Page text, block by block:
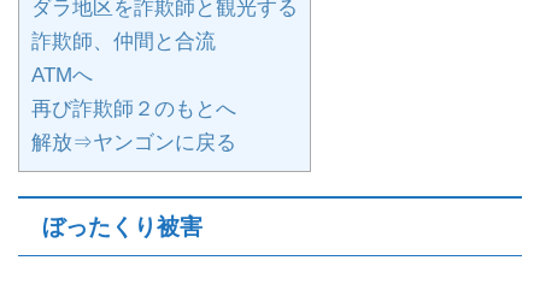
ダラ地区を詐欺師と観光する
詐欺師、仲間と合流
ATMへ
再び詐欺師２のもとへ
解放⇒ヤンゴンに戻る
ぼったくり被害